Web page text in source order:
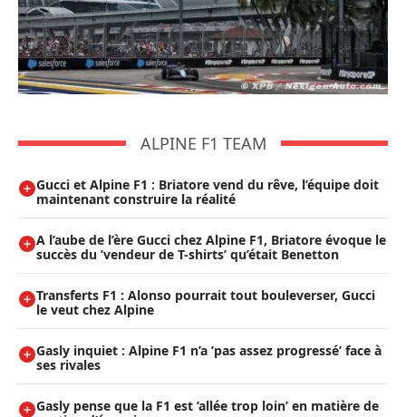
ALPINE F1 TEAM
Gucci et Alpine F1 : Briatore vend du rêve, l’équipe doit
maintenant construire la réalité
A l’aube de l’ère Gucci chez Alpine F1, Briatore évoque le
succès du ’vendeur de T-shirts’ qu’était Benetton
Transferts F1 : Alonso pourrait tout bouleverser, Gucci
le veut chez Alpine
Gasly inquiet : Alpine F1 n’a ’pas assez progressé’ face à
ses rivales
Gasly pense que la F1 est ’allée trop loin’ en matière de